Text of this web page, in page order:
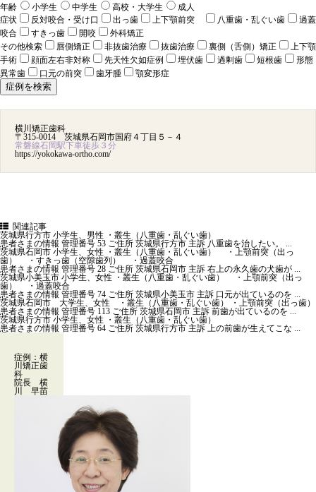
年齢
小学生 中学生 高校・大学生
成人
症状
反対咬合・受け口 出っ歯 上下顎前突 八重歯・乱ぐい歯
過蓋
咬合
すきっ歯 開咬
外科矯正
その他検索
唇側矯正 非抜歯治療 抜歯治療 裏側（舌側）矯正
上下顎
手術
顔面左右非対称 先天性欠如症例 埋伏歯 過剰歯 短根歯
形態
異常歯
口元の前突 歯牙腫 顎変形症
横川矯正歯科
〒315-0014 茨城県石岡市国府４丁目５－４
常磐線石岡駅下車徒歩３分
https://yokokawa-ortho.com/
関連記事
茨城県行方市 小学生、男性 ・叢生（八重歯・乱ぐい歯）
患者さまの情報 管理番号 53 ご住所 茨城県行方市 主訴 八重歯を治したい。 ...
茨城県石岡市 小学生、女性 ・叢生（八重歯・乱ぐい歯） ・上顎前突（出っ
歯） ・すきっ歯（空隙歯列） ・過蓋咬合
患者さまの情報 管理番号 28 ご住所 茨城県石岡市 主訴 右上の永久歯の犬歯が ...
茨城県小美玉市 小学生、女性 ・叢生（八重歯・乱ぐい歯） ・上顎前突（出っ
歯） ・過蓋咬合
患者さまの情報 管理番号 74 ご住所 茨城県小美玉市 主訴 口元が出ているのを ...
茨城県石岡市 大学生、女性 ・叢生（八重歯・乱ぐい歯） ・上顎前突（出っ歯）
患者さまの情報 管理番号 113 ご住所 茨城県石岡市 主訴 前歯が出ているのを ...
茨城県行方市 小学生、女性 ・叢生（八重歯・乱ぐい歯）
患者さまの情報 管理番号 64 ご住所 茨城県行方市 主訴 上の前歯が生えてこな ...
症例：横
川矯正歯
科
院長 横
川 早苗